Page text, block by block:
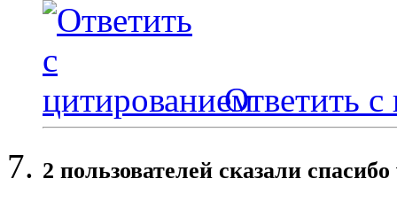
Ответить с
2 пользователей сказали